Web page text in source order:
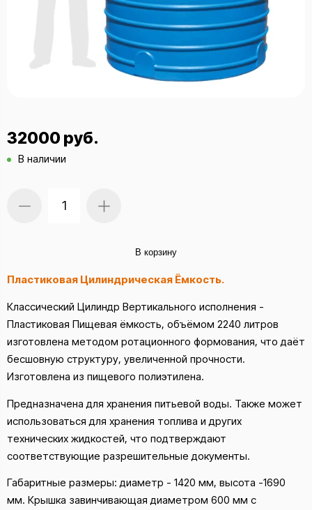
32000 руб.
В наличии
В корзину
Пластиковая Цилиндрическая Ёмкость.
Классический Цилиндр Вертикального исполнения -
Пластиковая Пищевая ёмкость, объёмом 2240 литров
изготовлена методом ротационного формования, что даёт
бесшовную структуру, увеличенной прочности.
Изготовлена из пищевого полиэтилена.
Предназначена для хранения питьевой воды. Также может
использоваться для хранения топлива и других
технических жидкостей, что подтверждают
соответствующие разрешительные документы.
Габаритные размеры: диаметр - 1420 мм, высота -1690
мм. Крышка завинчивающая диаметром 600 мм с